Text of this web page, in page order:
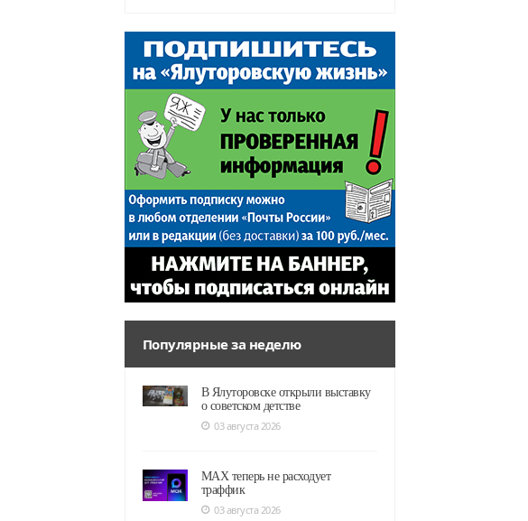
Популярные за неделю
В Ялуторовске открыли выставку
о советском детстве
03 августа 2026
MAX теперь не расходует
траффик
03 августа 2026